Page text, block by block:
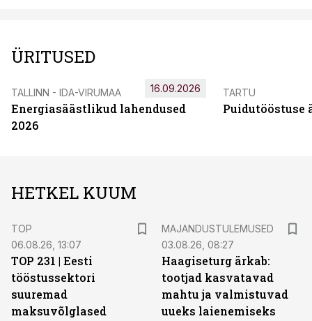
ÜRITUSED
TALLINN - IDA-VIRUMAA
Energiasäästlikud lahendused
2026
16.09.2026 TARTU
Puidutööstuse
HETKEL KUUM
TOP
06.08.26, 13:07
TOP 231 | Eesti
tööstussektori
suuremad
maksuvõlglased
MAJANDUSTULEMUSED
03.08.26, 08:27
Haagiseturg ärkab:
tootjad kasvatavad
mahtu ja valmistuvad
uueks laienemiseks